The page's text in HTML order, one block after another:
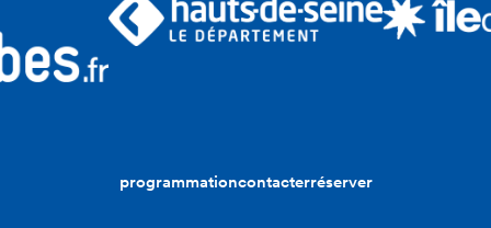
programmationcontacterréserver